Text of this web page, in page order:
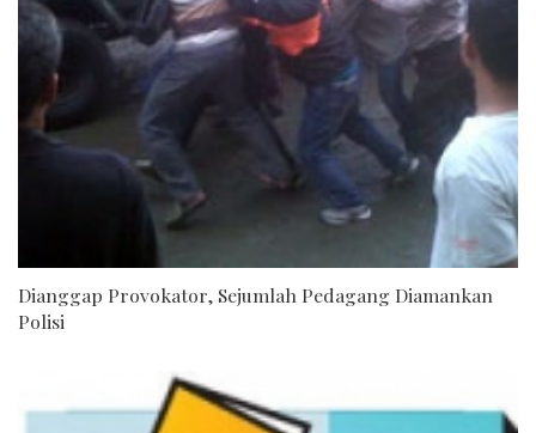
Dianggap Provokator, Sejumlah Pedagang Diamankan
Polisi